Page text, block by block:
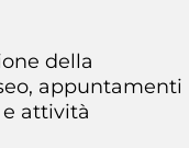
della
appuntamenti
attività